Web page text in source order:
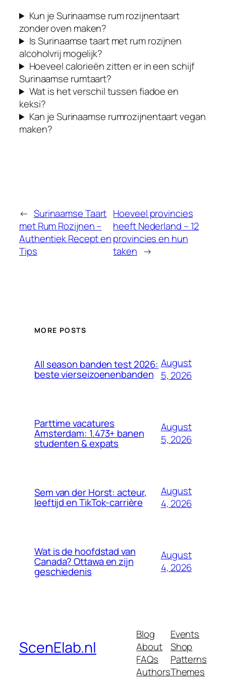
Kun je Surinaamse rum rozijnentaart
zonder oven maken?
Is Surinaamse taart met rum rozijnen
alcoholvrij mogelijk?
Hoeveel calorieën zitten er in een schijf
Surinaamse rumtaart?
Wat is het verschil tussen fiadoe en
keksi?
Kan je Surinaamse rumrozijnentaart vegan
maken?
← Surinaamse Taart
met Rum Rozijnen –
Authentiek Recept en
Tips
Hoeveel provincies
heeft Nederland – 12
provincies en hun
taken →
MORE POSTS
All season banden test 2026:
beste vierseizoenenbanden
August
5, 2026
Parttime vacatures
Amsterdam: 1.473+ banen
studenten & expats
August
5, 2026
Sem van der Horst: acteur,
leeftijd en TikTok-carrière
August
4, 2026
Wat is de hoofdstad van
Canada? Ottawa en zijn
geschiedenis
August
4, 2026
ScenElab.nl
Blog
About
FAQs
Authors
Events
Shop
Patterns
Themes